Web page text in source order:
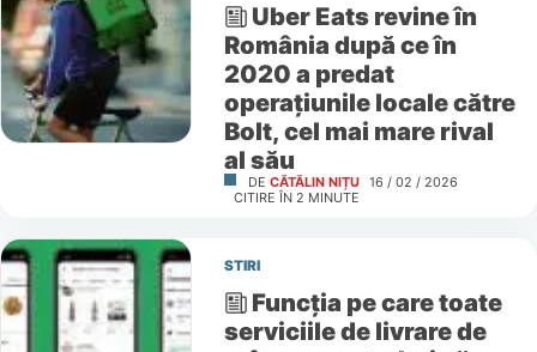
Uber Eats revine în
România după ce în
2020 a predat
operațiunile locale către
Bolt, cel mai mare rival
al său
DE CĂTĂLIN NIȚU 16 / 02 / 2026
CITIRE ÎN 2 MINUTE
STIRI
Funcția pe care toate
serviciile de livrare de